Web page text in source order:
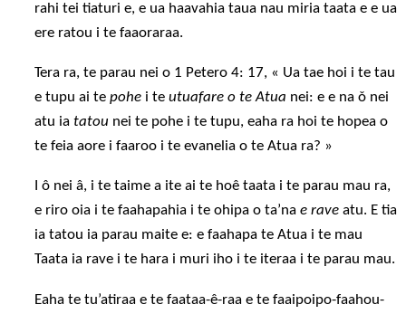
rahi tei tiaturi e, e ua haavahia taua nau miria taata e e ua
ere ratou i te faaoraraa.
Tera ra, te parau nei o 1 Petero 4: 17, « Ua tae hoi i te tau
e tupu ai tepohe i teutuafare o te Atua nei: e e na ǒ nei
atu iatatou nei te pohe i te tupu, eaha ra hoi te hopea o
te feia aore i faaroo i te evanelia o te Atua ra? »
I ô nei â, i te taime a ite ai te hoê taata i te parau mau ra,
e riro oia i te faahapahia i te ohipa o ta’nae rave atu. E tia
ia tatou ia parau maite e: e faahapa te Atua i te mau
Taata ia rave i te hara i muri iho i te iteraa i te parau mau.
Eaha te tu’atiraa e te faataa-ê-raa e te faaipoipo-faahou-